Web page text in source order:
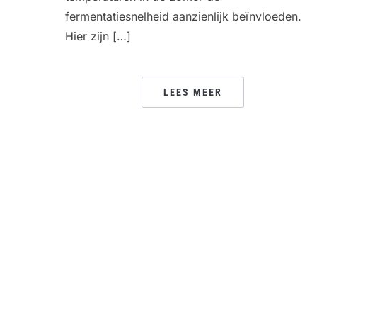
fermentatiesnelheid aanzienlijk beïnvloeden.
Hier zijn […]
LEES MEER